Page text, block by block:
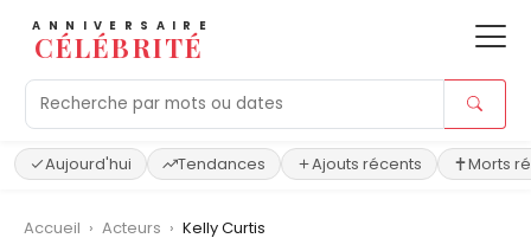
ANNIVERSAIRE
CÉLÉBRITÉ
Aujourd'hui Tendances Ajouts récents Morts
Accueil › Acteurs › Kelly Curtis